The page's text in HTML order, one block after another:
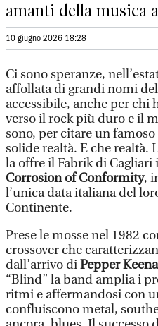
amanti della musica
10 giugno 2026 18:28
Ci sono speranze,
affollata di grandi nomi
accessibile, anche per chi
verso il rock più duro e il
sono, per citare un
solide realtà. E che realtà.
la offre il Fabrik di Cagliari
Corrosion of Conformity,
l’unica data italiana del
Continente.
Prese le mosse nel 1982
crossover che
dall’arrivo diPepper
“Blind” la band amplia i
ritmi e affermandosi con
confluiscono metal,